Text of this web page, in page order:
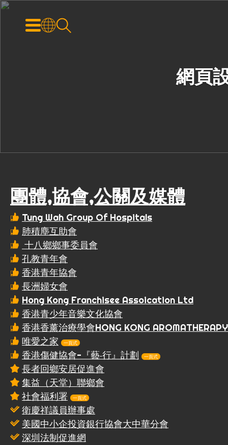
網頁
團體,協會,公關及媒體
Tung Wah Group Of Hospitals
肺積塵互助會
十八鄉鄉事委員會
孔教青年會
香港青年協會
長洲婦女會
Hong Kong Franchisee Assoication Ltd
香港青少年音樂文化協會
香港香薰治療學會HONG KONG
唯愛之家
一頁式
香港傷健協會-『藝‧行』計劃 一頁式
長者回鄉安居促進會
集益（天堂）聯鄉會
社會福利署
一頁式
衛慶祥議員辦事處
美國中小企投資銀行協會大中華分會
深圳法制促進網